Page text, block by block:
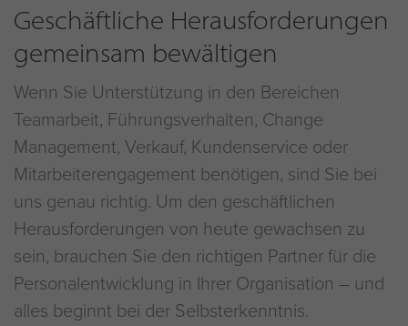
Geschäftliche Herausforderungen
gemeinsam bewältigen
Wenn Sie Unterstützung in den Bereichen
Teamarbeit, Führungsverhalten, Change
Management, Verkauf, Kundenservice oder
Mitarbeiterengagement benötigen, sind Sie bei
uns genau richtig. Um den geschäftlichen
Herausforderungen von heute gewachsen zu
sein, brauchen Sie den richtigen Partner für die
Personalentwicklung in Ihrer Organisation – und
alles beginnt bei der Selbsterkenntnis.